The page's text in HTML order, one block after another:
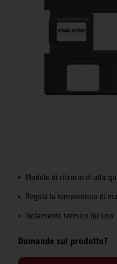
Modulo di rilancio di alta
Regola la temperatura di
Isolamento termico incluso
Domande sul prodotto?